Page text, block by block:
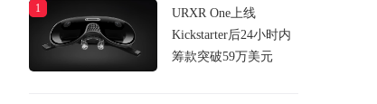
1
URXR One上线
Kickstarter后24小时内
筹款突破59万美元